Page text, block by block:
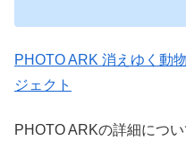
PHOTO ARK 消えゆく動
ジェクト
PHOTO ARKの詳細につ